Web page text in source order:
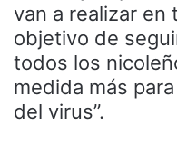
van a realizar en
objetivo de
todos los
medida más
del virus”.